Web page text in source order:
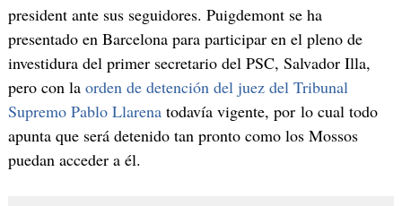
president ante sus seguidores. Puigdemont se ha
presentado en Barcelona para participar en el pleno de
investidura del primer secretario del PSC, Salvador Illa,
pero con la orden de detención del juez del Tribunal
Supremo Pablo Llarenatodavía vigente, por lo cual todo
apunta que será detenido tan pronto como los Mossos
puedan acceder a él.